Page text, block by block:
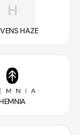
H
HAZE
HEMNIA